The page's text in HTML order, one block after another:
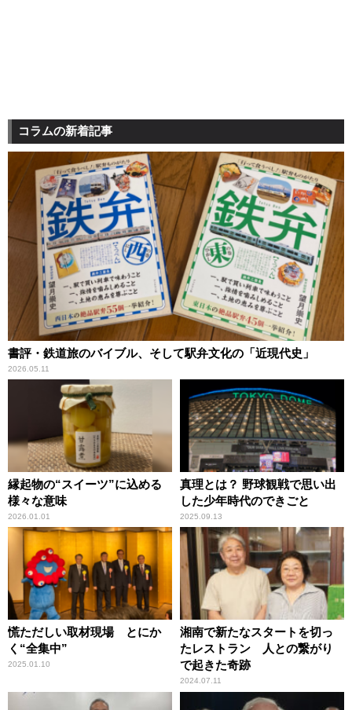
コラムの新着記事
書評・鉄道旅のバイブル、そして駅弁文化の「近現代史」
2026.05.11
縁起物の“スイーツ”に込める
様々な意味
2026.01.01
真理とは？ 野球観戦で思い出
した少年時代のできごと
2025.09.13
慌ただしい取材現場 とにか
く“全集中”
2025.01.10
湘南で新たなスタートを切っ
たレストラン 人との繋がり
で起きた奇跡
2024.07.11